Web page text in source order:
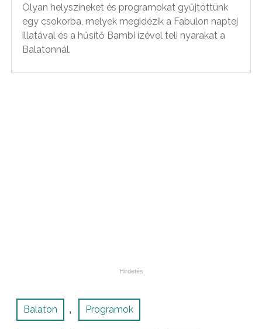
Olyan helyszíneket és programokat gyűjtöttünk
egy csokorba, melyek megidézik a Fabulon naptej
illatával és a hűsítő Bambi ízével teli nyarakat a
Balatonnál.
Balaton , Programok